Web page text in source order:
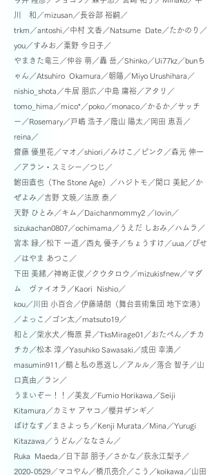
川 和／mizusan／長谷部 裕嗣／
trkm／antoshi／中村 文香／Natsume Date／たかのり／
you／すみお／粟野 今日子／
やまきた竜三／仲谷 萌／轟 岳／Shinko／Ui77kz／bunち
ゃん／Atsuhiro Okamura／朝陽／Miyo Urushihara／
nishio_shota／牛居 朋広／中島 庸裕／アタリ／
tomo_hima／mico*／poko／monaco／かるか／サッチ
ー／Rosemary／戸嶋 浩子／蔭山 陽太／岡田 恵吾／
reina／
齋藤 優里花／マオ／shiori／みけこ／ピンク／森元 伸一
／アラン・スミシー／つじ／
鮒田直也（The Stone Age）／ハジトモ／関口 美紀／か
ぜよみ／吉野 文暁／法原 泰／
天野 ひとみ／キム／Daichanmommy2 ／lovin／
sizukachan0807／ochimama／うえだ しおみ／ハムラ／
宮本 緑／松下 一道／西丸 優子／ちょうすけ／uua／ぴせ
／はやま あつこ／
下田 美緒／神嵜正俊／クウタロウ／mizukisfnew／マダ
ム ヴァイオラ／Kaori Nishio／
kou／川田 小百合／伊藤靖朗（舞台芸術集団 地下空港）
／よっこ／ゴン太／matsuto19／
和と／柴水犬／梅原 昇／TksMirage01／おたぺん／チカ
チカ／松本 淳／Yasuhiko Sawasaki／成田 幸満／
masumin911／鶴と私の恩返し／アルル／落合 智子／山
口真由／ラン／
うまいぞー！！／美友／Fumio Horikawa／Seiji
Kitamura／カミヤ アヤコ／櫻井ザンギ／
ぼけなす／まさよっち／Kenji Murata／Mina／Yurugi
Kitazawa／うどん／ななさん／
Ruka Maeda／日下部 朋子／さかな／荻永江梨子／
2020-0529／マコやん／橋爪亮介／こう／koikawa／山田